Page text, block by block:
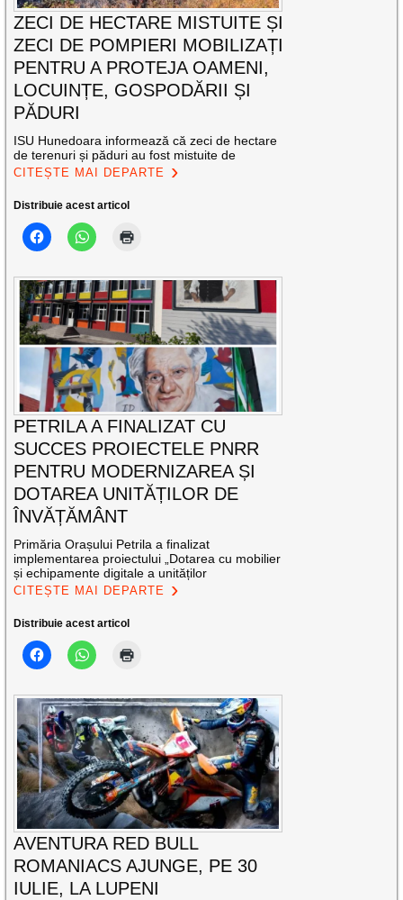
ZECI DE HECTARE MISTUITE ȘI
ZECI DE POMPIERI MOBILIZAȚI
PENTRU A PROTEJA OAMENI,
LOCUINȚE, GOSPODĂRII ȘI
PĂDURI
ISU Hunedoara informează că zeci de hectare
de terenuri și păduri au fost mistuite de
CITEȘTE MAI DEPARTE
Distribuie acest articol
PETRILA A FINALIZAT CU
SUCCES PROIECTELE PNRR
PENTRU MODERNIZAREA ȘI
DOTAREA UNITĂȚILOR DE
ÎNVĂȚĂMÂNT
Primăria Orașului Petrila a finalizat
implementarea proiectului „Dotarea cu mobilier
și echipamente digitale a unităților
CITEȘTE MAI DEPARTE
Distribuie acest articol
AVENTURA RED BULL
ROMANIACS AJUNGE, PE 30
IULIE, LA LUPENI